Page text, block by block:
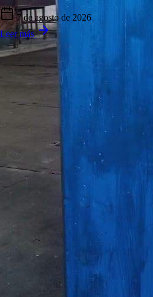
7 de agosto de 2026
Leer más